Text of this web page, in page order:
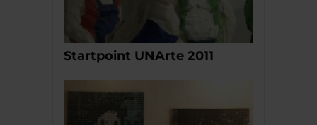
Startpoint UNArte 2011